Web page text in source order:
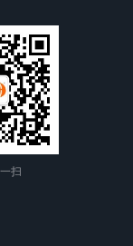
扫